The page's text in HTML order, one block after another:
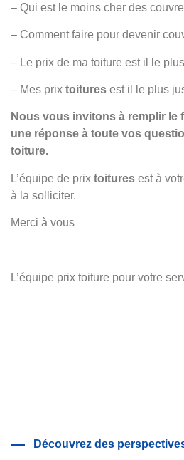
– Qui est le moins cher des
– Comment faire pour devenir
– Le prix de ma toiture est il le
– Mes prix toitures est il le plus
Nous vous invitons à remplir le
une réponse à toute vos
toiture.
L’équipe de prix toitures est à
à la solliciter.
Merci à vous
L’équipe prix toiture pour votre
Découvrez des